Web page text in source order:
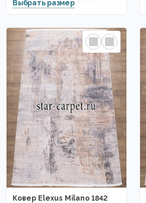
Ковер Elexus Milano 1842